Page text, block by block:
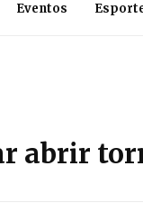
Eventos
abrir